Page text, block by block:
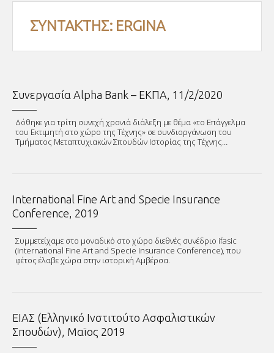
ΣΥΝΤΆΚΤΗΣ: ERGINA
Συνεργασία Alpha Bank – ΕΚΠΑ, 11/2/2020
Δόθηκε για τρίτη συνεχή χρονιά διάλεξη με θέμα «το Επάγγελμα
του Εκτιμητή στο χώρο της Τέχνης» σε συνδιοργάνωση του
Τμήματος Μεταπτυχιακών Σπουδών Ιστορίας της Τέχνης…
International Fine Art and Specie Insurance
Conference, 2019
Συμμετείχαμε στο μοναδικό στο χώρο διεθνές συνέδριο ifasic
(International Fine Art and Specie Insurance Conference), που
φέτος έλαβε χώρα στην ιστορική Αμβέρσα.
ΕΙΑΣ (Ελληνικό Ινστιτούτο Ασφαλιστικών
Σπουδών), Μαϊος 2019